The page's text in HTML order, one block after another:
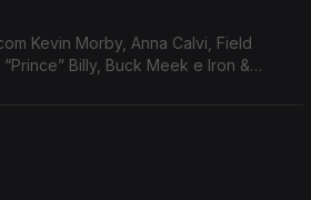
Kevin Morby, Anna Calvi, Field
Billy, Buck Meek e Iron &